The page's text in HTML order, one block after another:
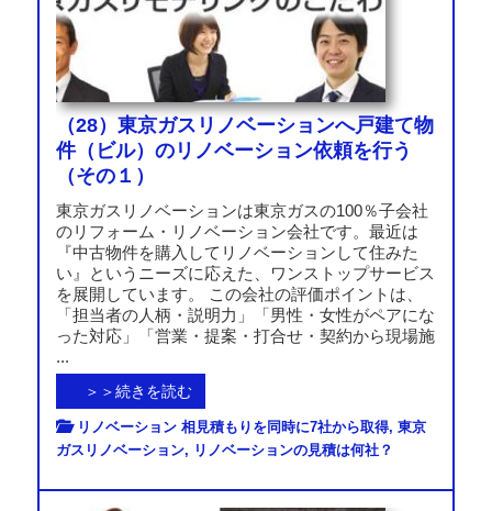
（28）東京ガスリノベーションへ戸建て物
件（ビル）のリノベーション依頼を行う
（その１）
東京ガスリノベーションは東京ガスの100％子会社
のリフォーム・リノベーション会社です。最近は
『中古物件を購入してリノベーションして住みた
い』というニーズに応えた、ワンストップサービス
を展開しています。 この会社の評価ポイントは、
「担当者の人柄・説明力」「男性・女性がペアにな
った対応」「営業・提案・打合せ・契約から現場施
...
＞＞続きを読む
リノベーション 相見積もりを同時に7社から取得, 東京
ガスリノベーション, リノベーションの見積は何社？